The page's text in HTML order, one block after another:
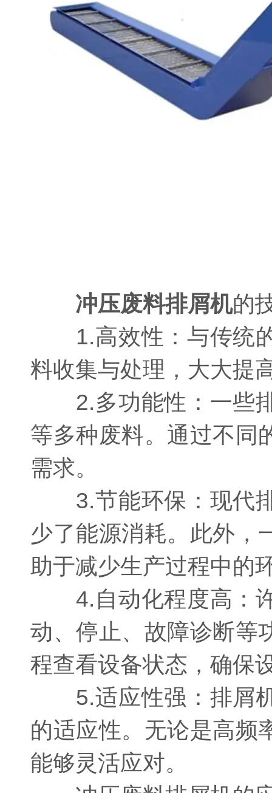
冲压废料排屑机的
1.高效性：与传统的
料收集与处理，大大提
2.多功能性：一些排
等多种废料。通过不同
需求。
3.节能环保：现代排
少了能源消耗。此外，
助于减少生产过程中的
4.自动化程度高：许
动、停止、故障诊断等
程查看设备状态，确保
5.适应性强：排屑机
的适应性。无论是高频
能够灵活应对。